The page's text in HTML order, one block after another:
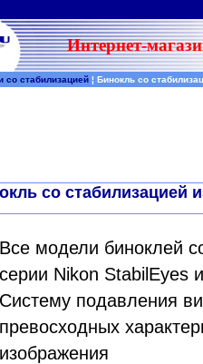
Интернет-
со стабилизацией ¦ Бинокль со
со стабилизацией
Все модели биноклей
серии Nikon StabilEyes
Систему подавления
превосходных
изображения